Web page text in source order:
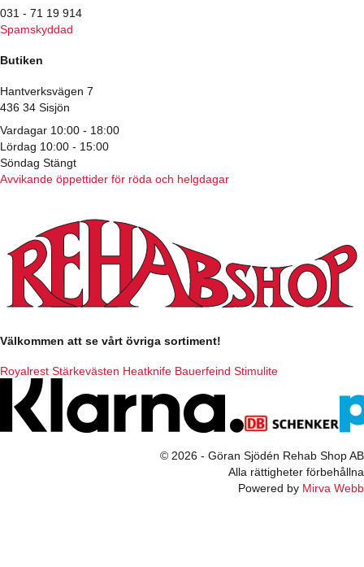
031 - 71 19 914
Spamskyddad
Butiken
Hantverksvägen 7
436 34 Sisjön
Vardagar 10:00 - 18:00
Lördag 10:00 - 15:00
Söndag Stängt
Avvikande öppettider för röda och helgdagar
Välkommen att se vårt övriga sortiment!
Royalrest Stärkevästen Heatknife Bauerfeind Stimulite
© 2026 - Göran Sjödén Rehab Shop AB
Alla rättigheter förbehållna
Powered by Mirva Webb